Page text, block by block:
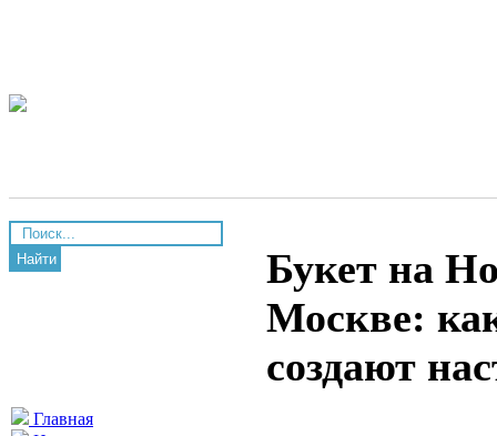
Найти
Главная
Букет на
Москве:
создают